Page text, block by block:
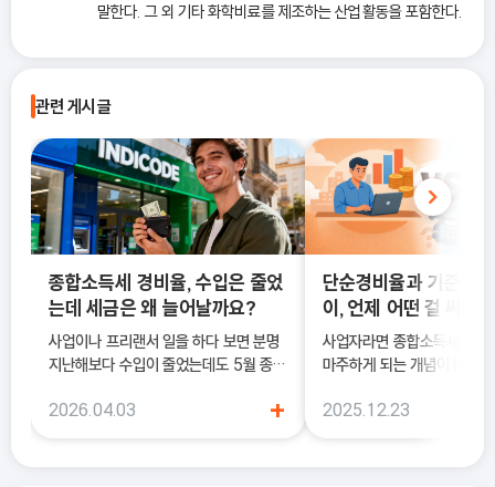
말한다. 그 외 기타 화학비료를 제조하는 산업활동을 포함한다.
관련 게시글
종합소득세 경비율, 수입은 줄었
는데 세금은 왜 늘어날까요?
사업이나 프리랜서 일을 하다 보면 분명
지난해보다 수입이 줄었는데도 5월 종합
더 늘어난 것처럼 느껴질 때가 있어요. 이
2026.04.03 +
단순경비율과 기준경
이, 언제 어떤 걸 써야
사업자라면 종합소득세 신고
마주하게 되는 개념이 바로
에서는 이 두 가지의 차이를
2025.12.23